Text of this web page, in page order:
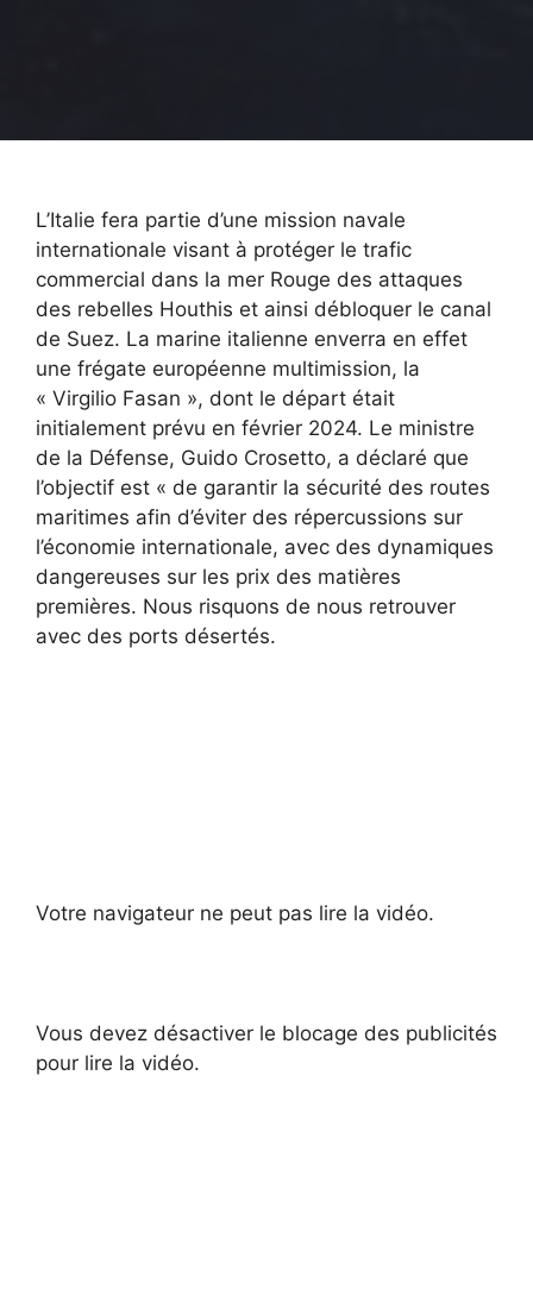
L’Italie fera partie d’une mission navale
internationale visant à protéger le trafic
commercial dans la mer Rouge des attaques
des rebelles Houthis et ainsi débloquer le canal
de Suez. La marine italienne enverra en effet
une frégate européenne multimission, la
« Virgilio Fasan », dont le départ était
initialement prévu en février 2024. Le ministre
de la Défense, Guido Crosetto, a déclaré que
l’objectif est « de garantir la sécurité des routes
maritimes afin d’éviter des répercussions sur
l’économie internationale, avec des dynamiques
dangereuses sur les prix des matières
premières. Nous risquons de nous retrouver
avec des ports désertés.
Votre navigateur ne peut pas lire la vidéo.
Vous devez désactiver le blocage des publicités
pour lire la vidéo.